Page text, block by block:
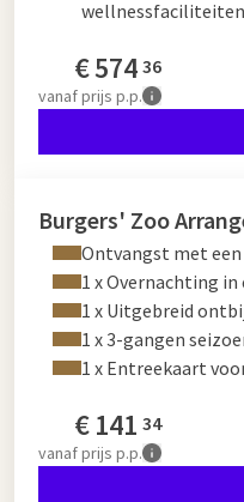
wellnessfaciliteiten
€574 36
vanafprijs p.p.
Burgers' Zoo
Ontvangst met
1 x Overnachting
1 x Uitgebreid
1 x 3-gangen
1 x Entreekaart
€141 34
vanafprijs p.p.